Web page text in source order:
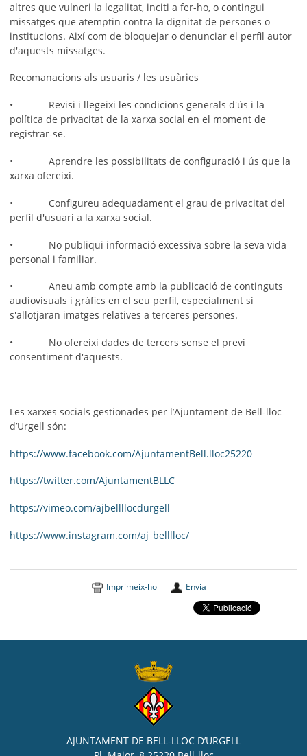
altres que vulneri la legalitat, inciti a fer-ho, o contingui
missatges que atemptin contra la dignitat de persones o
institucions. Així com de bloquejar o denunciar el perfil autor
d'aquests missatges.
Recomanacions als usuaris / les usuàries
• Revisi i llegeixi les condicions generals d'ús i la
política de privacitat de la xarxa social en el moment de
registrar-se.
• Aprendre les possibilitats de configuració i ús que la
xarxa ofereixi.
• Configureu adequadament el grau de privacitat del
perfil d'usuari a la xarxa social.
• No publiqui informació excessiva sobre la seva vida
personal i familiar.
• Aneu amb compte amb la publicació de continguts
audiovisuals i gràfics en el seu perfil, especialment si
s'allotjaran imatges relatives a terceres persones.
• No ofereixi dades de tercers sense el previ
consentiment d'aquests.
Les xarxes socials gestionades per l’Ajuntament de Bell-lloc
d’Urgell són:
https://www.facebook.com/AjuntamentBell.lloc25220
https://twitter.com/AjuntamentBLLC
https://vimeo.com/ajbellllocdurgell
https://www.instagram.com/aj_belllloc/
Imprimeix-ho Envia
AJUNTAMENT DE BELL-LLOC D’URGELL